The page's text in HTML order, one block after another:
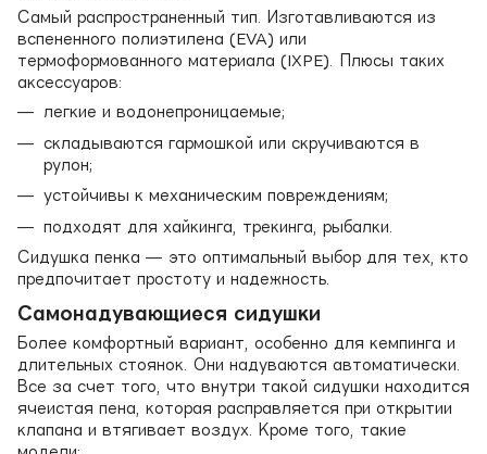
Самый распространенный тип. Изготавливаются из
вспененного полиэтилена (EVA) или
термоформованного материала (IXPE). Плюсы таких
аксессуаров:
легкие и водонепроницаемые;
складываются гармошкой или скручиваются в
рулон;
устойчивы к механическим повреждениям;
подходят для хайкинга, трекинга, рыбалки.
Сидушка пенка — это оптимальный выбор для тех, кто
предпочитает простоту и надежность.
Самонадувающиеся сидушки
Более комфортный вариант, особенно для кемпинга и
длительных стоянок. Они надуваются автоматически.
Все за счет того, что внутри такой сидушки находится
ячеистая пена, которая расправляется при открытии
клапана и втягивает воздух. Кроме того, такие